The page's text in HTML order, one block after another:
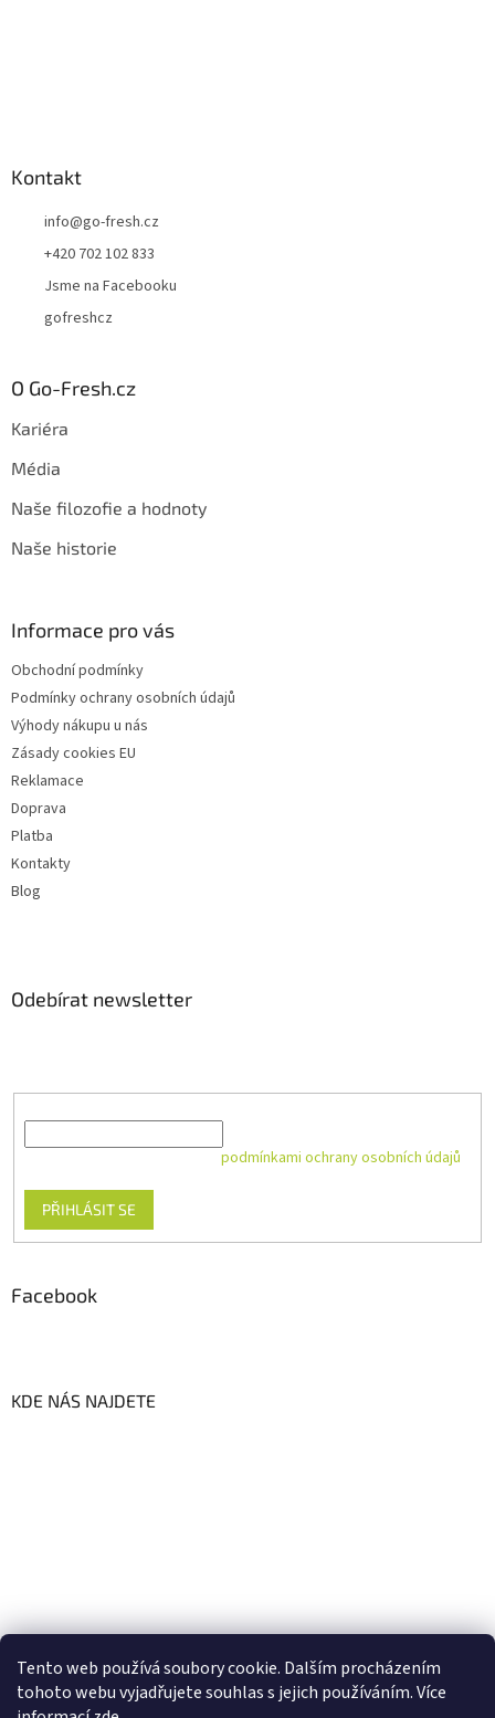
Tento web používá soubory cookie. Dalším procházením
tohoto webu vyjadřujete souhlas s jejich používáním. Více
Kontakt
info@go-fresh.cz
+420 702 102 833
Jsme na Facebooku
gofreshcz
O Go-Fresh.cz
Kariéra
Média
Naše filozofie a hodnoty
Naše historie
Informace pro vás
Obchodní podmínky
Podmínky ochrany osobních údajů
Výhody nákupu u nás
Zásady cookies EU
Reklamace
Doprava
Platba
Kontakty
Blog
Odebírat newsletter
podmínkami ochrany osobních údajů
PŘIHLÁSIT SE
Facebook
KDE NÁS NAJDETE